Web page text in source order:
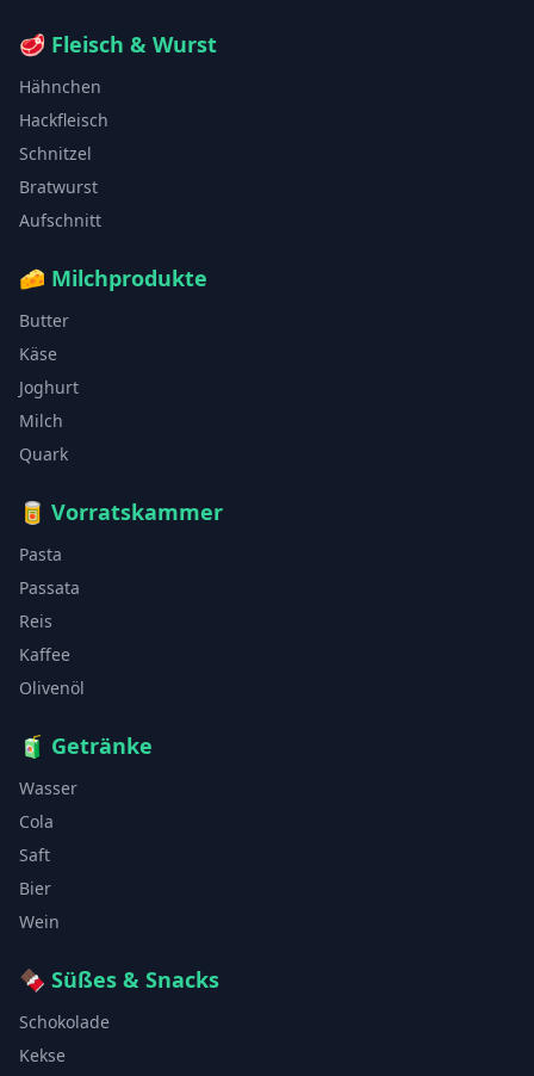
🥩 Fleisch & Wurst
Hähnchen
Hackfleisch
Schnitzel
Bratwurst
Aufschnitt
🧀 Milchprodukte
Butter
Käse
Joghurt
Milch
Quark
🥫 Vorratskammer
Pasta
Passata
Reis
Kaffee
Olivenöl
🧃 Getränke
Wasser
Cola
Saft
Bier
Wein
🍫 Süßes & Snacks
Schokolade
Kekse